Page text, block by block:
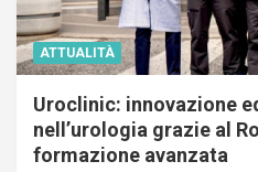
ATTUALITÀ
Uroclinic: innovazione
nell’urologia grazie al
formazione avanzata